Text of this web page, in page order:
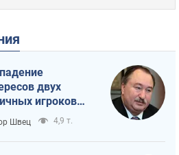
двух
игроков
тайный план
и Путина?
Швец 4,9 т.